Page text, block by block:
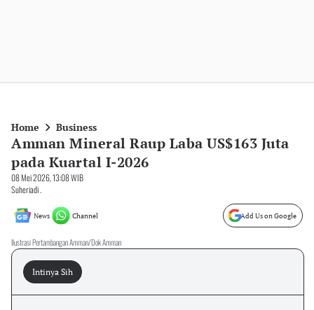
Home Business
Amman Mineral Raup Laba US$163 Juta
pada Kuartal I-2026
08 Mei 2026, 13:08 WIB
Suheriadi .
News Channel Add Us on Google
Ilustrasi Pertambangan Amman/Dok Amman
Intinya Sih